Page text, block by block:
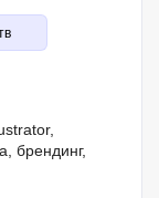
брендинг,